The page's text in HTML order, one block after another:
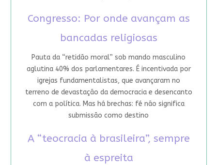
Congresso: Por onde avançam as
bancadas religiosas
Pauta da “retidão moral” sob mando masculino
aglutina 40% dos parlamentares. É incentivada por
igrejas fundamentalistas, que avançaram no
terreno de devastação da democracia e desencanto
com a política. Mas há brechas: fé não significa
submissão como destino
A “teocracia à brasileira”, sempre
à espreita